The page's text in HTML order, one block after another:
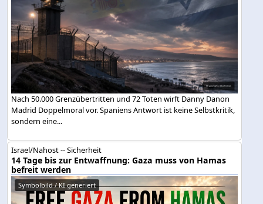
Nach 50.000 Grenzübertritten und 72 Toten wirft Danny Danon
Madrid Doppelmoral vor. Spaniens Antwort ist keine Selbstkritik,
sondern eine...
Israel/Nahost -- Sicherheit
14 Tage bis zur Entwaffnung: Gaza muss von Hamas
befreit werden
Symbolbild / KI generiert